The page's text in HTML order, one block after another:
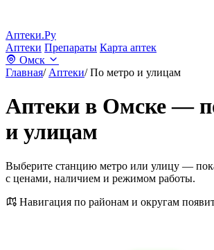
Аптеки.Ру
Аптеки Препараты Карта аптек
Омск
Главная/ Аптеки/ По метро и улицам
Аптеки в Омске —
и улицам
Выберите станцию метро или улицу —
с ценами, наличием и режимом работы.
Навигация по районам и округам